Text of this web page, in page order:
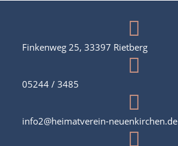
Finkenweg 25, 33397 Rietberg
05244 / 3485
info2@heimatverein-neuenkirchen.de